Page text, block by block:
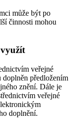
může být po
činnosti mohou
veřejné
doplněn předložením
znění. Dále je
veřejné
doplnění.